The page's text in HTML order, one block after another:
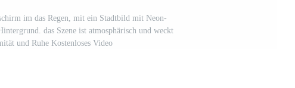
im das Regen, mit ein Stadtbild mit Neon-
das Szene ist atmosphärisch und weckt
und Ruhe Kostenloses Video